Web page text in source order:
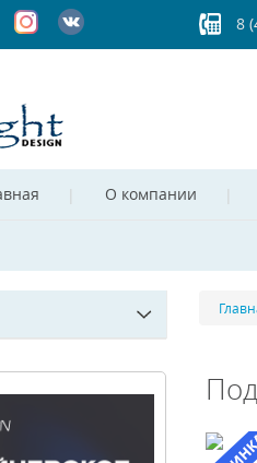
8
О компании